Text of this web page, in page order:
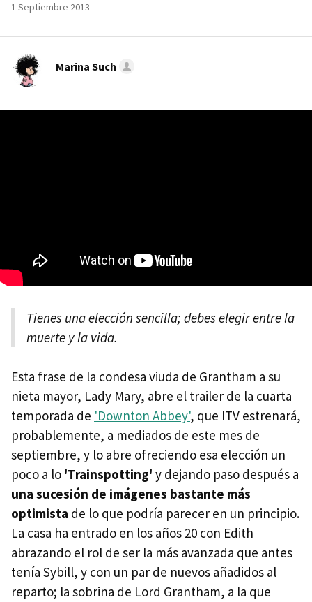
1 Septiembre 2013
Marina Such
Tienes una elección sencilla; debes elegir entre la
muerte y la vida.
Esta frase de la condesa viuda de Grantham a su
nieta mayor, Lady Mary, abre el trailer de la cuarta
temporada de 'Downton Abbey', que ITV estrenará,
probablemente, a mediados de este mes de
septiembre, y lo abre ofreciendo esa elección un
poco a lo 'Trainspotting' y dejando paso después a
una sucesión de imágenes bastante más
optimista de lo que podría parecer en un principio.
La casa ha entrado en los años 20 con Edith
abrazando el rol de ser la más avanzada que antes
tenía Sybill, y con un par de nuevos añadidos al
reparto; la sobrina de Lord Grantham, a la que